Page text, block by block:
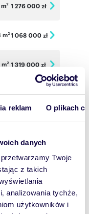
reklam O plikach
danych
przetwarzamy Twoje
z takich
analizowania tychże,
użytkowników i
2 1 276 000 zł
m2 1 068 000 zł
m2 1 319 000 zł
m 1 672 000 zł
2 1 060 000 zł
m2 1 362 000 zł
1 087 000 zł